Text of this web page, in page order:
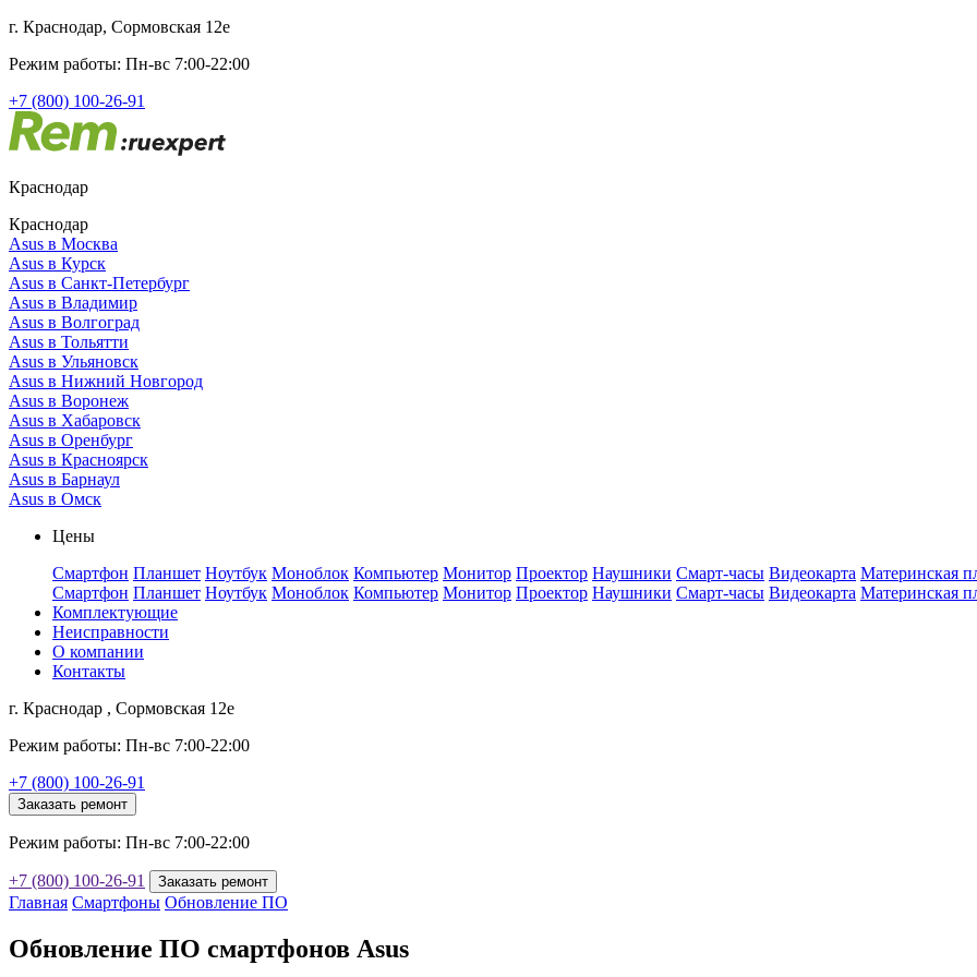
г. Краснодар, Сормовская 12е
Режим работы: Пн-вс 7:00-22:00
+7 (800) 100-26-91
Краснодар
Краснодар
Asus в Москва
Asus в Курск
Asus в Санкт-Петербург
Asus в Владимир
Asus в Волгоград
Asus в Тольятти
Asus в Ульяновск
Asus в Нижний Новгород
Asus в Воронеж
Asus в Хабаровск
Asus в Оренбург
Asus в Красноярск
Asus в Барнаул
Asus в Омск
Цены
Смартфон Планшет Ноутбук Моноблок Компьютер Монитор Проектор Наушники Смарт-часы Видеокарта Материнская
Смартфон Планшет Ноутбук Моноблок Компьютер Монитор Проектор Наушники Смарт-часы Видеокарта Материнская
Комплектующие
Неисправности
О компании
Контакты
г. Краснодар , Сормовская 12е
Режим работы: Пн-вс 7:00-22:00
+7 (800) 100-26-91
Заказать ремонт
Режим работы: Пн-вс 7:00-22:00
+7 (800) 100-26-91 Заказать ремонт
Главная Смартфоны Обновление ПО
Обновление ПО смартфонов Asus